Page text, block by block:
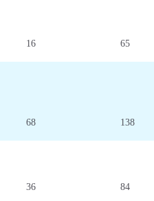
16 65
68 138
36 84